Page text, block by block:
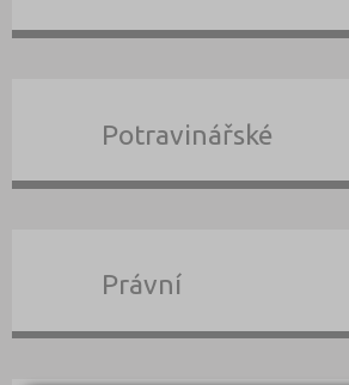
Potravinářské
Právní